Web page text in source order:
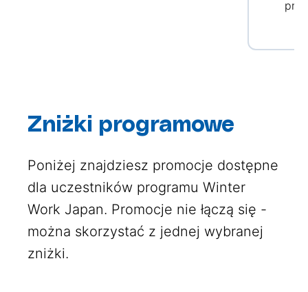
Zniżki programowe
Poniżej znajdziesz promocje dostępne
dla uczestników programu Winter
Work Japan. Promocje nie łączą się -
można skorzystać z jednej wybranej
zniżki.